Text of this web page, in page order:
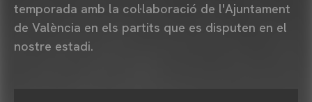
temporada amb la col·laboració de l'Ajuntament
de València en els partits que es disputen en el
nostre estadi.